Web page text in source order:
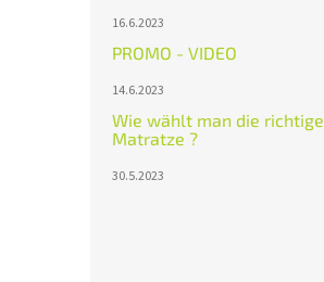
16.6.2023
PROMO - VIDEO
14.6.2023
Wie wählt man die richtige
Matratze ?
30.5.2023